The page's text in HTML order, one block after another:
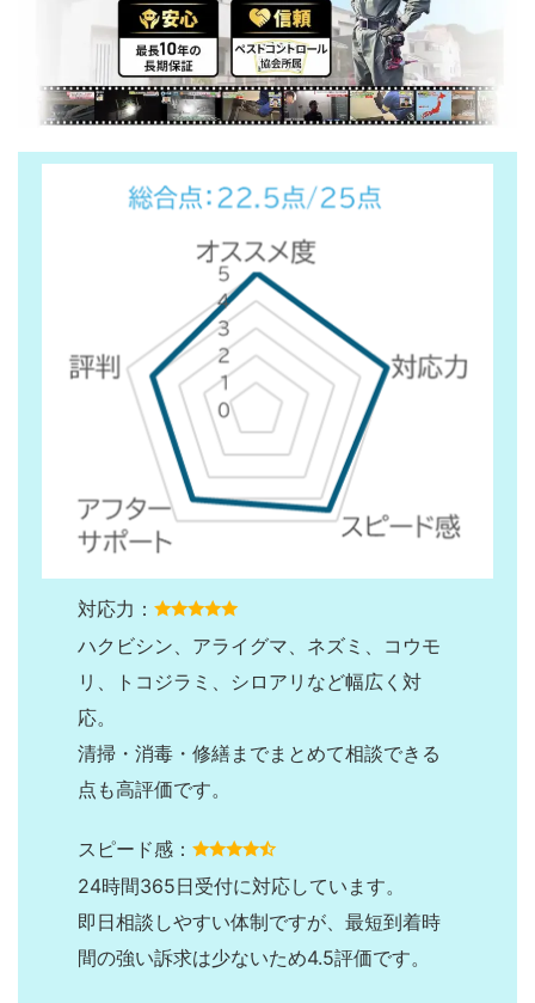
対応力：
ハクビシン、アライグマ、ネズミ、コウモ
リ、トコジラミ、シロアリなど幅広く対
応。
清掃・消毒・修繕までまとめて相談できる
点も高評価です。
スピード感：
24時間365日受付に対応しています。
即日相談しやすい体制ですが、最短到着時
間の強い訴求は少ないため4.5評価です。